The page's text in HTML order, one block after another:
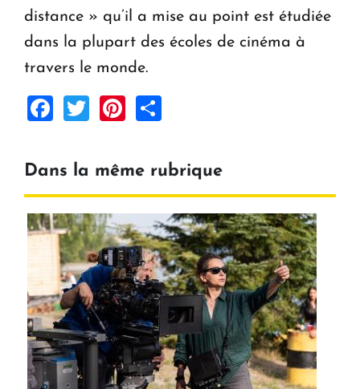
distance » qu’il a mise au point est étudiée
dans la plupart des écoles de cinéma à
travers le monde.
Facebook
TwitterPinterest
Dans la même rubrique